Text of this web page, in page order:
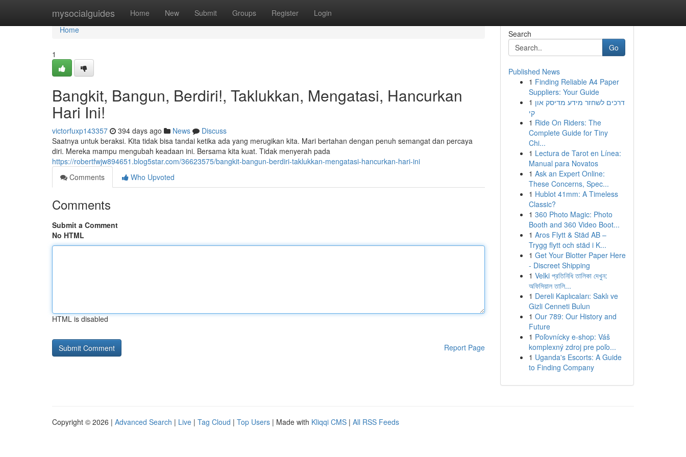
mysocialguides Home New Submit Groups Register Login
Home
Home
1
Bangkit, Bangun, Berdiri!, Taklukkan, Mengatasi, Hancurkan
Hari Ini!
victorfuxp143357 394 days ago News
Discuss
Saatnya untuk beraksi. Kita tidak bisa tandai ketika ada yang merugikan kita. Mari bertahan dengan penuh semangat dan percaya
diri. Mereka mampu mengubah keadaan ini. Bersama kita kuat. Tidak menyerah pada
https://robertfwjw894651.blog5star.com/36623575/bangkit-bangun-berdiri-taklukkan-mengatasi-hancurkan-hari-ini
Comments
Who Upvoted
Comments
Submit a Comment
No HTML
HTML is disabled
Report Page
Search
Go
Published News
1 Finding Reliable A4 Paper
Suppliers: Your Guide
1 דרכים לשחזר מידע מדיסק און
קי
1 Ride On Riders: The
Complete Guide for Tiny
Chi...
1 Lectura de Tarot en Línea:
Manual para Novatos
1 Ask an Expert Online:
These Concerns, Spec...
1 Hublot 41mm: A Timeless
Classic?
1 360 Photo Magic: Photo
Booth and 360 Video Boot...
1 Aros Flytt & Städ AB –
Trygg flytt och städ i K...
1 Get Your Blotter Paper Here
- Discreet Shipping
1 Velki প্রতিনিধি তালিকা দেখুন:
অফিসিয়াল তালি...
1 Dereli Kaplıcaları: Saklı ve
Gizli Cenneti Bulun
1 Our 789: Our History and
Future
1 Poľovnícky e-shop: Váš
komplexný zdroj pre poľo...
1 Uganda's Escorts: A Guide
to Finding Company
Copyright © 2026 | Advanced Search | Live | Tag Cloud | Top Users | Made with Kliqqi CMS | All RSS Feeds